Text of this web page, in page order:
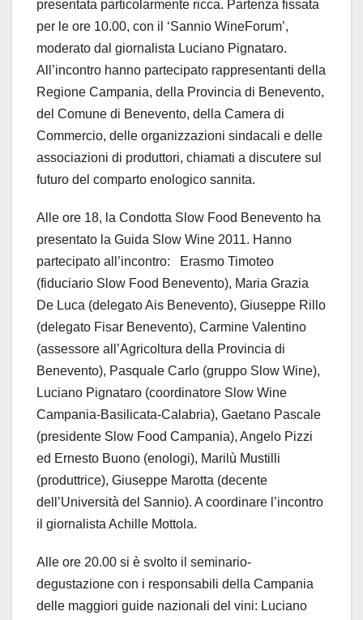
presentata particolarmente ricca. Partenza fissata
per le ore 10.00, con il ‘Sannio WineForum’,
moderato dal giornalista Luciano Pignataro.
All’incontro hanno partecipato rappresentanti della
Regione Campania, della Provincia di Benevento,
del Comune di Benevento, della Camera di
Commercio, delle organizzazioni sindacali e delle
associazioni di produttori, chiamati a discutere sul
futuro del comparto enologico sannita.
Alle ore 18, la Condotta Slow Food Benevento ha
presentato la Guida Slow Wine 2011. Hanno
partecipato all’incontro: Erasmo Timoteo
(fiduciario Slow Food Benevento), Maria Grazia
De Luca (delegato Ais Benevento), Giuseppe Rillo
(delegato Fisar Benevento), Carmine Valentino
(assessore all’Agricoltura della Provincia di
Benevento), Pasquale Carlo (gruppo Slow Wine),
Luciano Pignataro (coordinatore Slow Wine
Campania-Basilicata-Calabria), Gaetano Pascale
(presidente Slow Food Campania), Angelo Pizzi
ed Ernesto Buono (enologi), Marilù Mustilli
(produttrice), Giuseppe Marotta (decente
dell’Università del Sannio). A coordinare l’incontro
il giornalista Achille Mottola.
Alle ore 20.00 si è svolto il seminario-
degustazione con i responsabili della Campania
delle maggiori guide nazionali del vini: Luciano